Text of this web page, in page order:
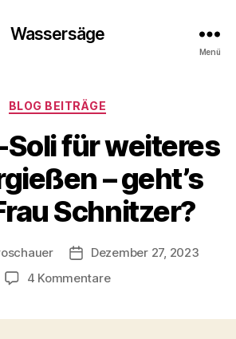
Wassersäge
Menü
Kategorien
BLOG BEITRÄGE
für weiteres
– geht’s
Schnitzer?
Beitragsdatum
Dezember 27, 2023
4 Kommentarezu